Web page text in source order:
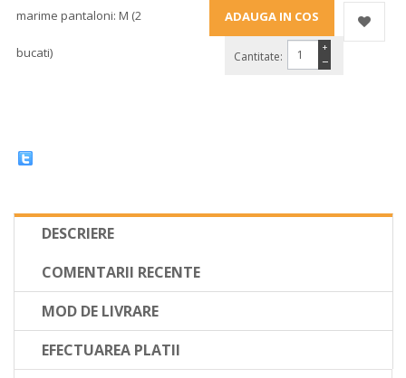
marime pantaloni: M (2
bucati) Cantitate: −
+
DESCRIERE
COMENTARII RECENTE
MOD DE LIVRARE
EFECTUAREA PLATII